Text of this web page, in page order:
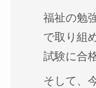
福祉の勉
で取り組
試験に合
そして、